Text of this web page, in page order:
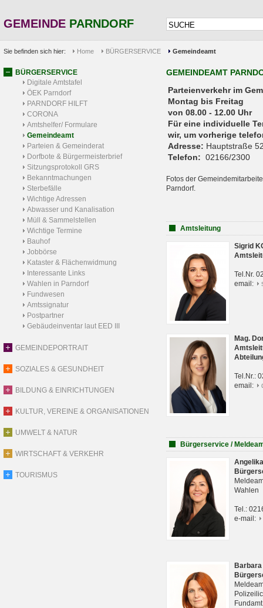
GEMEINDE PARNDORF
Sie befinden sich hier: Home BÜRGERSERVICE Gemeindeamt
BÜRGERSERVICE
Digitale Amtstafel
ÖEK Parndorf
PARNDORF HILFT
CORONA
Amtshelfer/ Formulare
Gemeindeamt
Parteien & Gemeinderat
Dorfbote & Bürgermeisterbrief
Sitzungsprotokoll GRS
Bekanntmachungen
Sterbefälle
Wichtige Adressen
Abwasser und Kanalisation
Müll & Sammelstellen
Wichtige Termine
Bauhof
Jobbörse
Kataster & Flächenwidmung
Interessante Links
Wahlen in Parndorf
Fundwesen
Amtssignatur
Postpartner
Gebäudeinventar laut EED III
GEMEINDEPORTRAIT
SOZIALES & GESUNDHEIT
BILDUNG & EINRICHTUNGEN
KULTUR, VEREINE & ORGANISATIONEN
UMWELT & NATUR
WIRTSCHAFT & VERKEHR
TOURISMUS
GEMEINDEAMT
Parteienverkehr
Montag bis Freitag
von 08.00 - 12.00 Uhr
Für eine individuelle
wir, um vorherige
Adresse: Hauptstraße
Telefon: 02166/2300
Fotos der
Parndorf.
Amtsleitung
Sigrid
Tel.Nr.
email:
Mag.
Tel.Nr.:
email:
Bürgerservice /
Wahlen
Tel.:
e-mail: